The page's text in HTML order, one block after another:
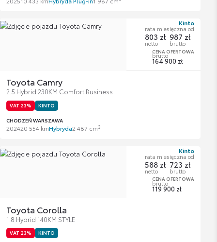
Toyota Camry
2.5 Hybrid 230KM Comfort Business
VAT 23% KINTO
CHODZEŃ WARSZAWA
202420 554 kmHybryda2 487 cm3
Kinto
rata miesięczna od
803 zł
netto
987 zł
brutto
CENA OFERTOWA
brutto
164 900 zł
Toyota Corolla
1.8 Hybrid 140KM STYLE
VAT 23% KINTO
Kinto
rata miesięczna od
588 zł
netto
723 zł
brutto
CENA OFERTOWA
brutto
119 900 zł